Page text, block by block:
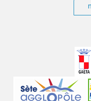
partenaires